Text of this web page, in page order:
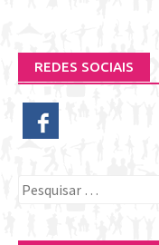
REDES SOCIAIS
Pesquisar